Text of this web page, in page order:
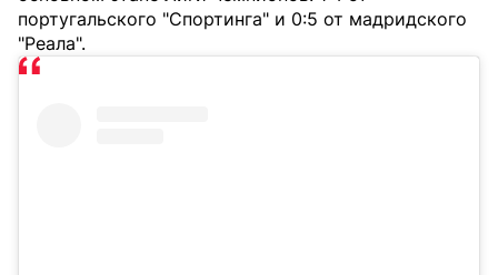
португальского "Спортинга" и 0:5 от мадридского
"Реала".